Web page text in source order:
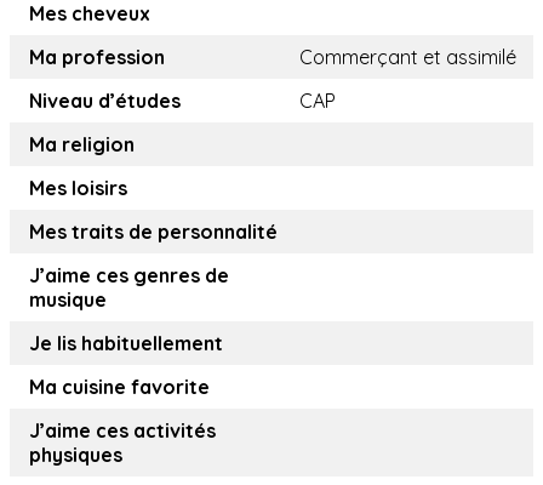
Mes cheveux
Ma profession
Commerçant et assimilé
Niveau d’études
CAP
Ma religion
Mes loisirs
Mes traits de personnalité
J’aime ces genres de
musique
Je lis habituellement
Ma cuisine favorite
J’aime ces activités
physiques